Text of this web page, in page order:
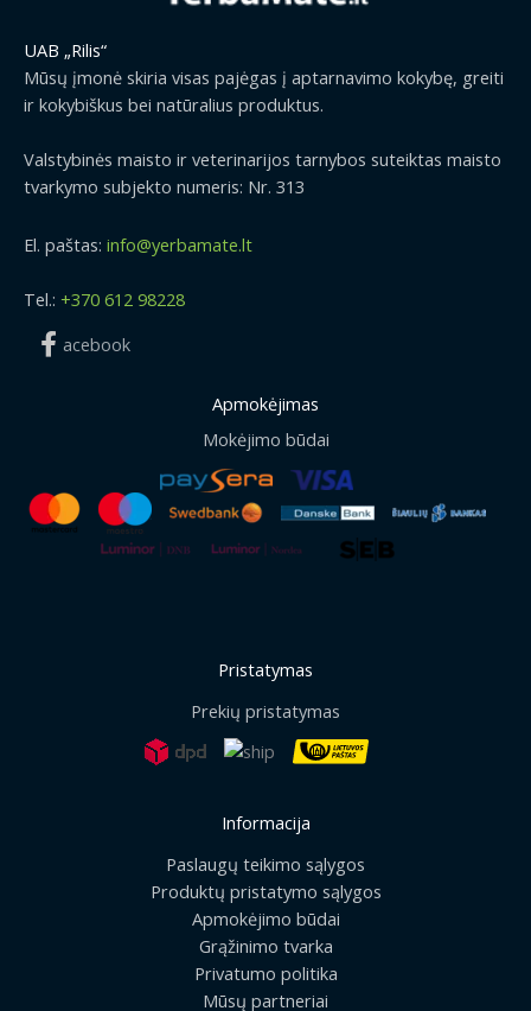
UAB „Rilis“
Mūsų įmonė skiria visas pajėgas į aptarnavimo kokybę, greiti
ir kokybiškus bei natūralius produktus.
Valstybinės maisto ir veterinarijos tarnybos suteiktas maisto
tvarkymo subjekto numeris: Nr. 313
El. paštas: info@yerbamate.lt
Tel.: +370 612 98228
acebook
Apmokėjimas
Mokėjimo būdai
Pristatymas
Prekių pristatymas
Informacija
Paslaugų teikimo sąlygos
Produktų pristatymo sąlygos
Apmokėjimo būdai
Grąžinimo tvarka
Privatumo politika
Mūsų partneriai